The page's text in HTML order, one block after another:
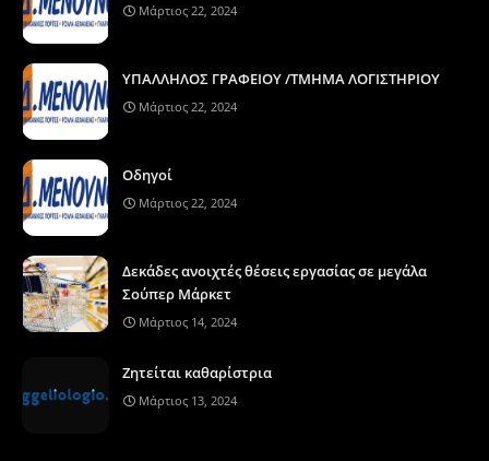
Μάρτιος 22, 2024
ΥΠΑΛΛΗΛΟΣ ΓΡΑΦΕΙΟΥ /ΤΜΗΜΑ ΛΟΓΙΣΤΗΡΙΟΥ
Μάρτιος 22, 2024
Οδηγοί
Μάρτιος 22, 2024
Δεκάδες ανοιχτές θέσεις εργασίας σε μεγάλα
Σούπερ Μάρκετ
Μάρτιος 14, 2024
Ζητείται καθαρίστρια
Μάρτιος 13, 2024